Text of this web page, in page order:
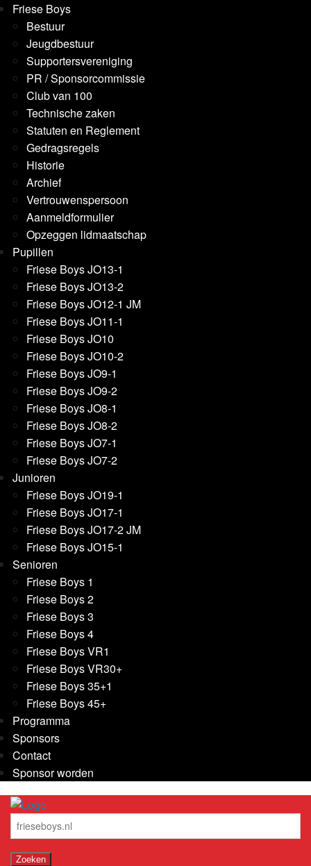
Friese Boys
Bestuur
Jeugdbestuur
Supportersvereniging
PR / Sponsorcommissie
Club van 100
Technische zaken
Statuten en Reglement
Gedragsregels
Historie
Archief
Vertrouwenspersoon
Aanmeldformulier
Opzeggen lidmaatschap
Pupillen
Friese Boys JO13-1
Friese Boys JO13-2
Friese Boys JO12-1 JM
Friese Boys JO11-1
Friese Boys JO10
Friese Boys JO10-2
Friese Boys JO9-1
Friese Boys JO9-2
Friese Boys JO8-1
Friese Boys JO8-2
Friese Boys JO7-1
Friese Boys JO7-2
Junioren
Friese Boys JO19-1
Friese Boys JO17-1
Friese Boys JO17-2 JM
Friese Boys JO15-1
Senioren
Friese Boys 1
Friese Boys 2
Friese Boys 3
Friese Boys 4
Friese Boys VR1
Friese Boys VR30+
Friese Boys 35+1
Friese Boys 45+
Programma
Sponsors
Contact
Sponsor worden